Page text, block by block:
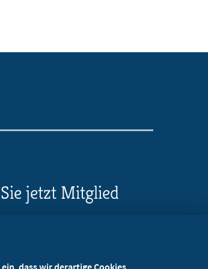
jetzt Mitglied
dass wir derartige Cookies